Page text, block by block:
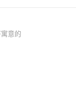
意的